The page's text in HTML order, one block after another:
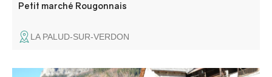
Petit marché Rougonnais
LA PALUD-SUR-VERDON